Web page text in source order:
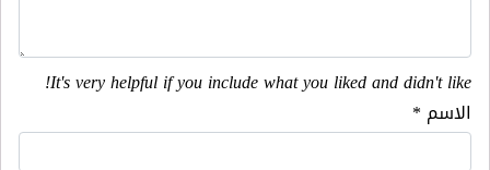
It's very helpful if you include what you liked and didn't like!
الاسم *